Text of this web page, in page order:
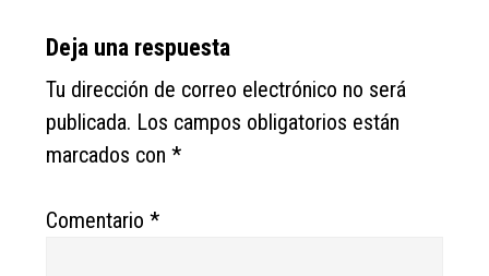
Deja una respuesta
Tu dirección de correo electrónico no será
publicada. Los campos obligatorios están
marcados con*
Comentario*